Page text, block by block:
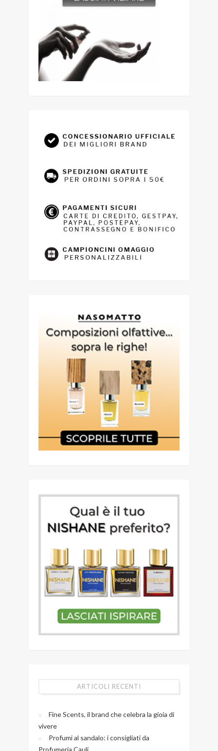
ARTICOLI RECENTI
Fine Scents, il brand che celebra la gioia di
vivere
Profumi al sandalo: i consigliati da
Profumeria Cauli